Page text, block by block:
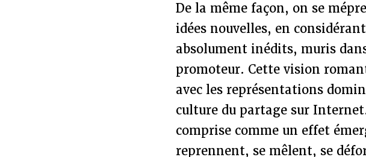
De la même façon, on se
idées nouvelles, en
absolument inédits, muris
promoteur. Cette vision
avec les représentations
culture du partage sur
comprise comme un effet
reprennent, se mêlent, se